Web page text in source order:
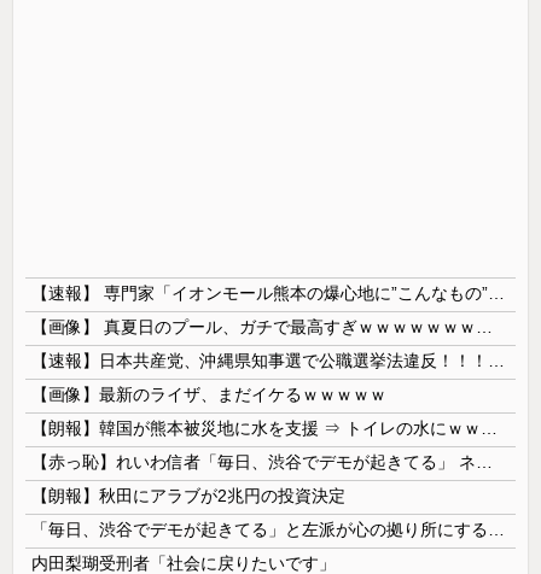
【画像】最新のライザ、まだイケるｗｗｗｗｗ
【朗報】秋田にアラブが2兆円の投資決定
内田梨瑚受刑者「社会に戻りたいです」